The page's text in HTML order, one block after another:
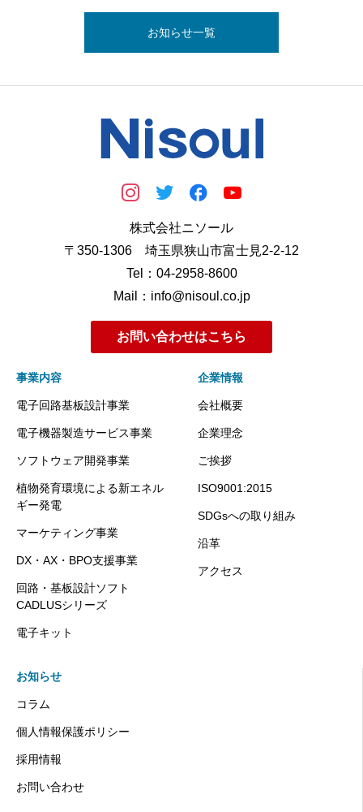
お知らせ一覧
株式会社ニソール
〒350-1306 埼玉県狭山市富士見2-2-12
Tel：04-2958-8600
Mail：info@nisoul.co.jp
お問い合わせはこちら
事業内容
電子回路基板設計事業
電子機器製造サービス事業
ソフトウェア開発事業
植物発育環境による新エネル
ギー発電
マーケティング事業
DX・AX・BPO支援事業
回路・基板設計ソフト
CADLUSシリーズ
電子キット
企業情報
会社概要
企業理念
ご挨拶
ISO9001:2015
SDGsへの取り組み
沿革
アクセス
お知らせ
コラム
個人情報保護ポリシー
採用情報
お問い合わせ